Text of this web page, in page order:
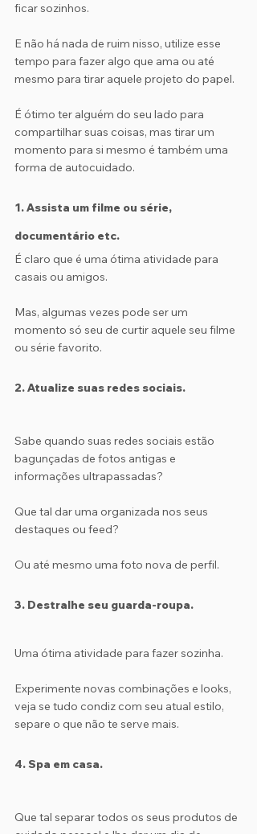
ficar sozinhos.
E não há nada de ruim nisso, utilize esse
tempo para fazer algo que ama ou até
mesmo para tirar aquele projeto do papel.
É ótimo ter alguém do seu lado para
compartilhar suas coisas, mas tirar um
momento para si mesmo é também uma
forma de autocuidado.
1. Assista um filme ou série,
documentário etc.
É claro que é uma ótima atividade para
casais ou amigos.
Mas, algumas vezes pode ser um
momento só seu de curtir aquele seu filme
ou série favorito.
2. Atualize suas redes sociais.
Sabe quando suas redes sociais estão
bagunçadas de fotos antigas e
informações ultrapassadas?
Que tal dar uma organizada nos seus
destaques ou feed?
Ou até mesmo uma foto nova de perfil.
3. Destralhe seu guarda-roupa.
Uma ótima atividade para fazer sozinha.
Experimente novas combinações e looks,
veja se tudo condiz com seu atual estilo,
separe o que não te serve mais.
4. Spa em casa.
Que tal separar todos os seus produtos de